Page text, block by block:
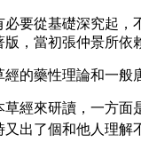
要從基礎深究起
，當初張仲景所依
的藥性理論和一般
經來研讀，一方
出了個和他人理解